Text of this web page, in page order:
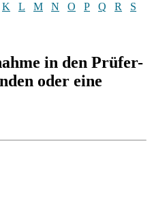
K L M N O P Q R
S
in den Prüfer-
oder eine